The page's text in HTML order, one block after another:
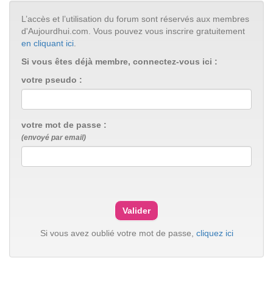
L’accès et l’utilisation du forum sont réservés aux membres
d'Aujourdhui.com. Vous pouvez vous inscrire gratuitement
en cliquant ici.
Si vous êtes déjà membre, connectez-vous ici :
votre pseudo :
votre mot de passe :
(envoyé par email)
Si vous avez oublié votre mot de passe, cliquez ici